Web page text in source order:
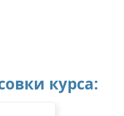
курса: